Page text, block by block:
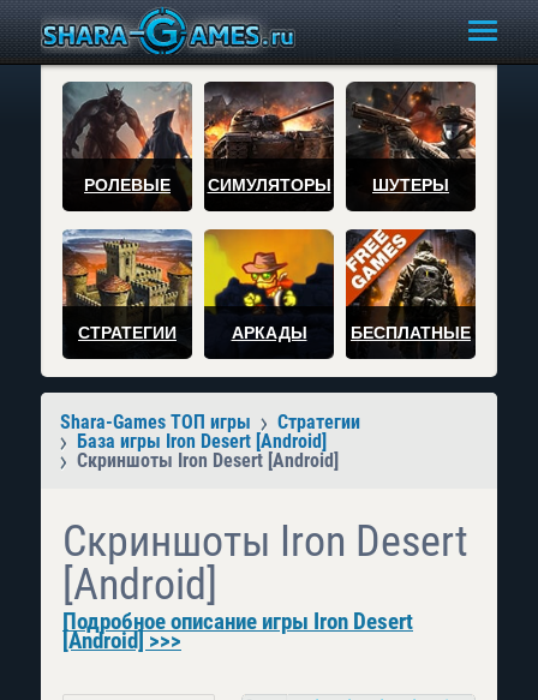
РОЛЕВЫЕ СИМУЛЯТОРЫ ШУТЕРЫ
СТРАТЕГИИ АРКАДЫ БЕСПЛАТНЫЕ
Shara-Games ТОП игры
Стратегии
База игры Iron Desert [Android]
Скриншоты Iron Desert [Android]
Скриншоты Iron Desert
[Android]
Подробное описание игры Iron Desert
[Android] >>>